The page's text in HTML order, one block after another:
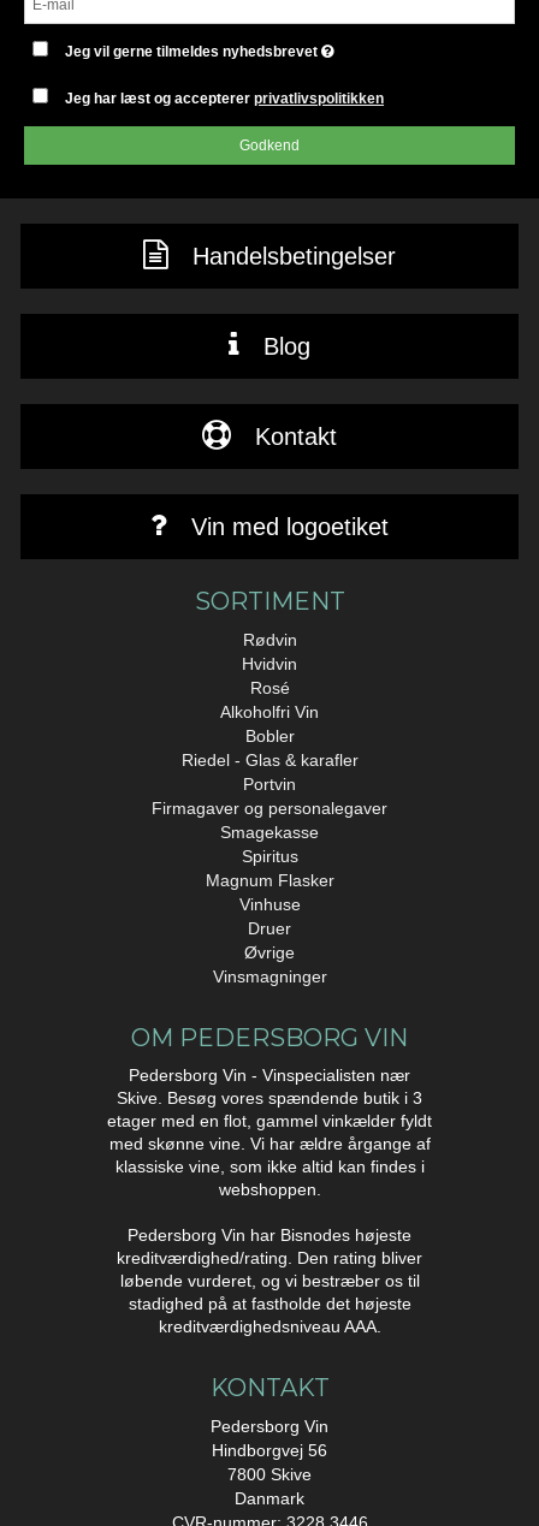
Jeg vil gerne tilmeldes nyhedsbrevet
Jeg har læst og acceptererprivatlivspolitikken
Godkend
Handelsbetingelser
Blog
Kontakt
Vin med logoetiket
SORTIMENT
Rødvin
Hvidvin
Rosé
Alkoholfri Vin
Bobler
Riedel - Glas & karafler
Portvin
Firmagaver og personalegaver
Smagekasse
Spiritus
Magnum Flasker
Vinhuse
Druer
Øvrige
Vinsmagninger
OM PEDERSBORG VIN
Pedersborg Vin - Vinspecialisten nær
Skive. Besøg vores spændende butik i 3
etager med en flot, gammel vinkælder fyldt
med skønne vine. Vi har ældre årgange af
klassiske vine, som ikke altid kan findes i
webshoppen.
Pedersborg Vin har Bisnodes højeste
kreditværdighed/rating. Den rating bliver
løbende vurderet, og vi bestræber os til
stadighed på at fastholde det højeste
kreditværdighedsniveau AAA.
KONTAKT
Pedersborg Vin
Hindborgvej 56
7800 Skive
Danmark